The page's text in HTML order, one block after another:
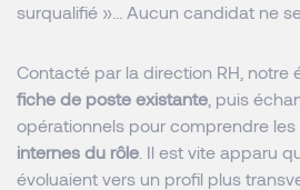
surqualifié »… Aucun candidat ne
Contacté par la direction RH, notre
fiche de poste existante , puis
opérationnels pour comprendre les
internes du rôle . Il est vite apparu
évoluaient vers un profil plus